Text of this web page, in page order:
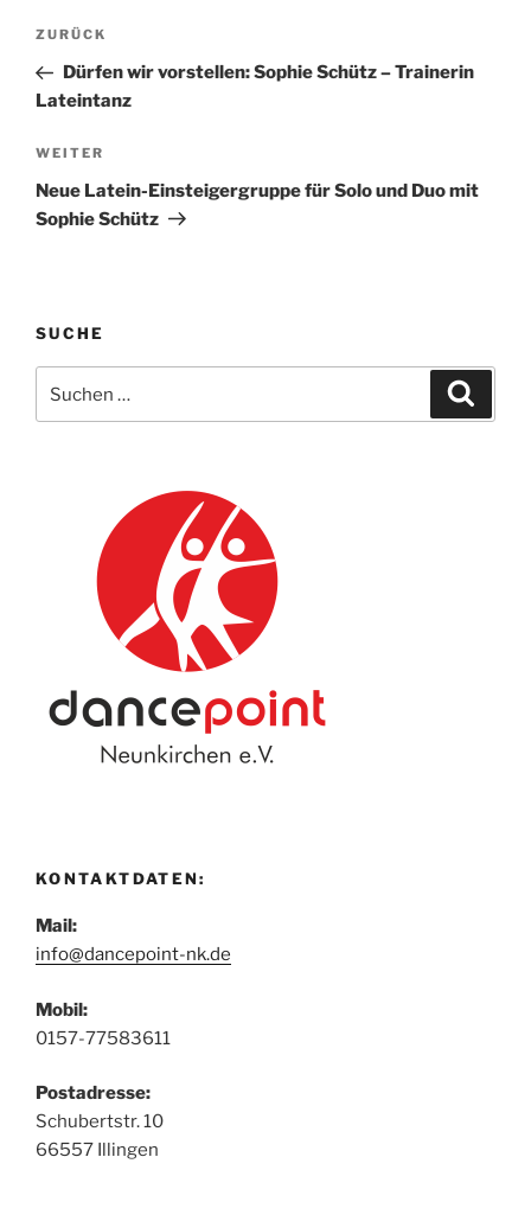
Beitragsnavigation
Vorheriger
Beitrag
ZURÜCK
Dürfen wir vorstellen: Sophie Schütz – Trainerin
Lateintanz
Nächster
Beitrag
WEITER
Neue Latein-Einsteigergruppe für Solo und Duo mit
Sophie Schütz
SUCHE
nach:
KONTAKTDATEN:
Mail:
info@dancepoint-nk.de
Mobil:
0157-77583611
Postadresse:
Schubertstr. 10
66557 Illingen